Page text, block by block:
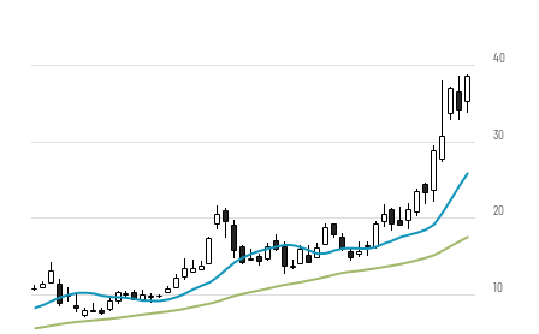
10
20
30
40